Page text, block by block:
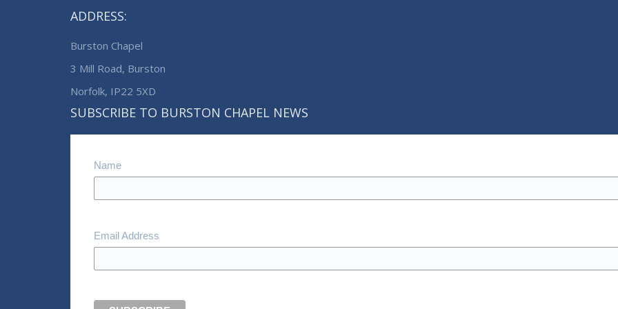
ADDRESS:
Burston Chapel
3 Mill Road, Burston
Norfolk, IP22 5XD
SUBSCRIBE TO BURSTON CHAPEL NEWS
Name
Email Address